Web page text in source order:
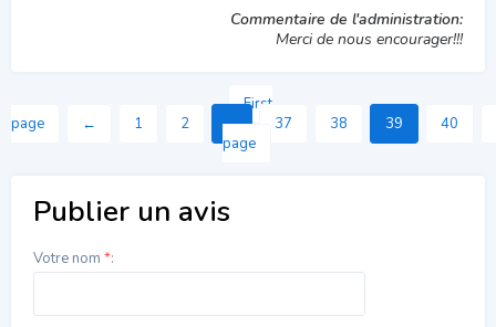
Commentaire de l'administration:
Merci de nous encourager!!!
First
page
← 1 2 ... 37 38 39
40
page
Publier un avis
Votre nom *: